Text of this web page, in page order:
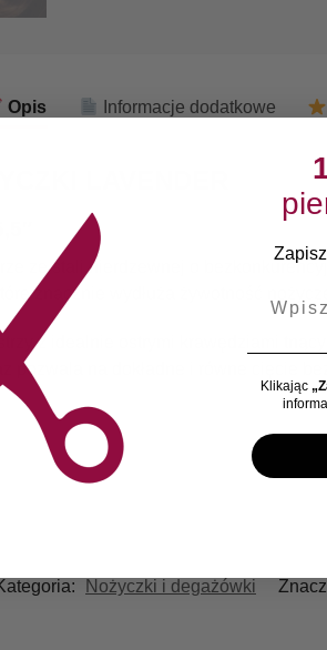
Opis Informacje dodatkowe
LAVENDER
ze stali nierdzewnej o
znacznie wydłuża żywotność
z idealnie ostrymi krawędziami
na dokładne i równe cięcie
Nożyczki i degażówki
Klikając